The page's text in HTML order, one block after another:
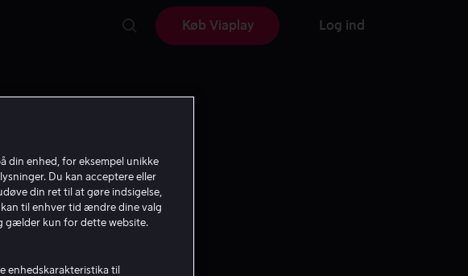
Køb Viaplay Log ind
din enhed, for eksempel unikke
Du kan acceptere eller
din ret til at gøre indsigelse,
til enhver tid ændre dine valg
gælder kun for dette website.
enhedskarakteristika til